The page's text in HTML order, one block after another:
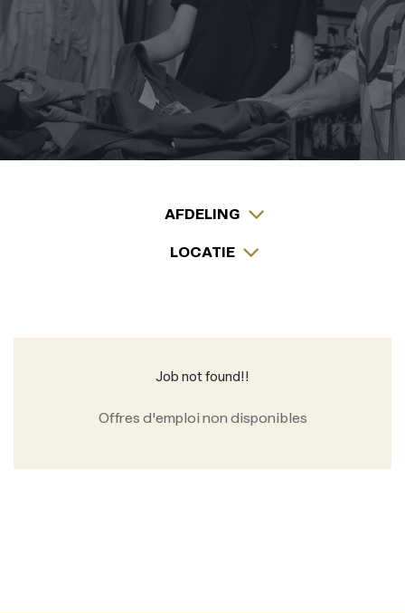
AFDELING
LOCATIE
Job not found!!
Offres d'emploi non disponibles